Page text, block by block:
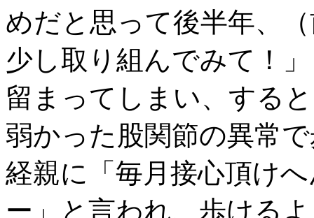
めだと思って後半年、
少し取り組んでみて！
留まってしまい、する
弱かった股関節の異常
経親に「毎月接心頂け
ー」と言われ、歩ける